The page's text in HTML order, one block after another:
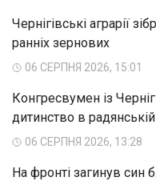
Чернігівські аграрії
ранніх зернових
06 СЕРПНЯ 2026, 15:01
Конгресвумен із
дитинство в радянській
06 СЕРПНЯ 2026, 13:28
На фронті загинув син